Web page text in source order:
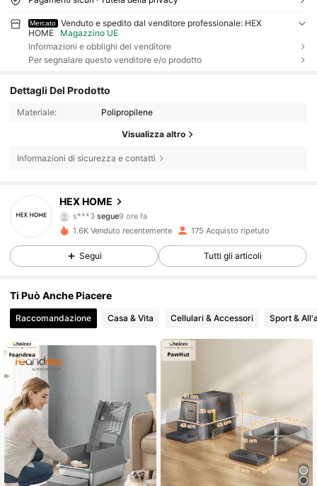
Mercato
Venduto e spedito dal venditore professionale: HEX
HOME
Magazzino UE
Informazioni e obblighi del venditore
Per segnalare questo venditore e/o prodotto
Dettagli Del Prodotto
Materiale: Polipropilene
Visualizza altro
Informazioni di sicurezza e contatti
HEX HOME
s***3segue9 ore fa
m***a sta navigando
4.85
796 Follower
796 Follower
4.85 796 Follower
796 Follower
796 Follower
4.85 796 Follower
1.6K Venduto recentemente 175 Acquisto ripetuto
Segui Tutti gli articoli
Ti Può Anche Piacere
Raccomandazione Casa & Vita Cellulari & Accessori Sport &